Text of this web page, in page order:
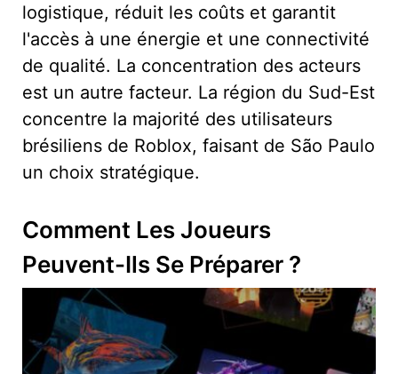
logistique, réduit les coûts et garantit
l'accès à une énergie et une connectivité
de qualité. La concentration des acteurs
est un autre facteur. La région du Sud-Est
concentre la majorité des utilisateurs
brésiliens de Roblox, faisant de São Paulo
un choix stratégique.
Comment Les Joueurs
Peuvent-Ils Se Préparer ?